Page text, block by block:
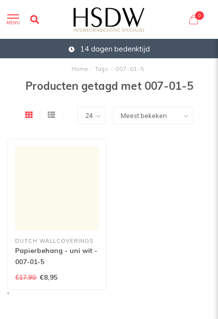
MENU
0
14 dagen bedenktijd
Home / Tags / 007-01-5
Producten getagd met 007-01-5
DUTCH WALLCOVERINGS
Papierbehang - uni wit -
007-01-5
€17,90 €8,95
'